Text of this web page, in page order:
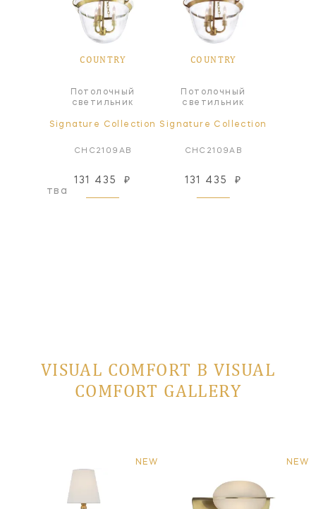
COUNTRY
Потолочный
светильник
Signature Collection
CHC2109AB
131 435 ₽
COUNTRY
Потолочный
светильник
Signature Collection
CHC2109AB
131 435 ₽
VISUAL COMFORT В VISUAL
COMFORT GALLERY
NEW NEW